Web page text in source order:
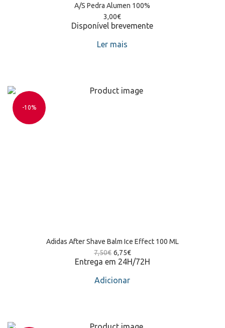
A/S Pedra Alumen 100%
3,00€
Disponível brevemente
Ler mais
-10%
Adidas After Shave Balm Ice Effect 100 ML
7,50€ 6,75€
Entrega em 24H/72H
Adicionar